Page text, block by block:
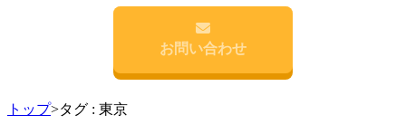
お問い合わせ
トップ>タグ : 東京